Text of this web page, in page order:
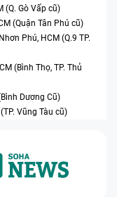
(Q. Gò Vấp cũ)
(Quận Tân Phú cũ)
Phú, HCM (Q.9 TP.
(Bình Thọ, TP. Thủ
Dương Cũ)
Vũng Tàu cũ)